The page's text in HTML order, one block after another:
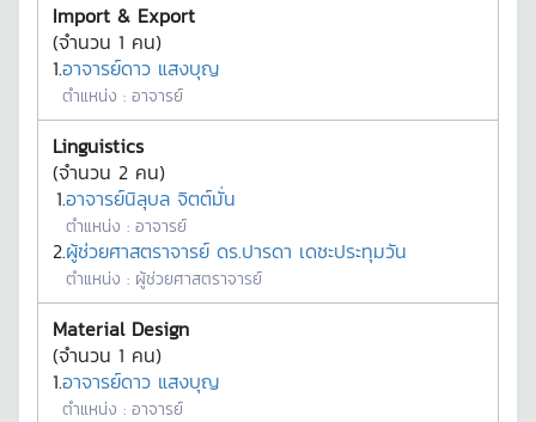
Import & Export
(จำนวน 1 คน)
1.อาจารย์ดาว แสงบุญ
ตำแหน่ง : อาจารย์
Linguistics
(จำนวน 2 คน)
1.อาจารย์นิลุบล จิตต์มั่น
ตำแหน่ง : อาจารย์
2.ผู้ช่วยศาสตราจารย์ ดร.ปารดา เดชะประทุมวัน
ตำแหน่ง : ผู้ช่วยศาสตราจารย์
Material Design
(จำนวน 1 คน)
1.อาจารย์ดาว แสงบุญ
ตำแหน่ง : อาจารย์